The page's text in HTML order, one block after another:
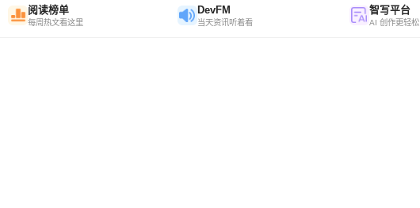
阅读榜单
每周热文看这里
DevFM
当天资讯听着看
智写平台
AI 创作更轻松